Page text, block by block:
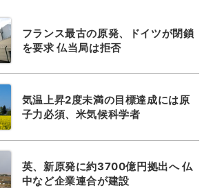
フランス最古の原発、ドイツが閉鎖
を要求 仏当局は拒否
気温上昇2度未満の目標達成には原
子力必須、米気候科学者
英、新原発に約3700億円拠出へ 仏
中など企業連合が建設